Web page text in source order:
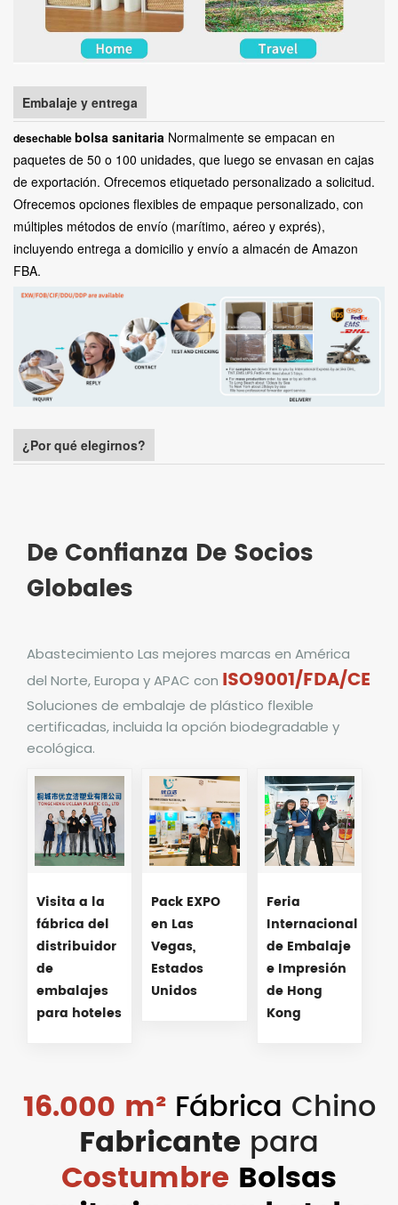
Embalaje y entrega
desechablebolsa sanitaria Normalmente se empacan en
paquetes de 50 o 100 unidades, que luego se envasan en cajas
de exportación. Ofrecemos etiquetado personalizado a solicitud.
Ofrecemos opciones flexibles de empaque personalizado, con
múltiples métodos de envío (marítimo, aéreo y exprés),
incluyendo entrega a domicilio y envío a almacén de Amazon
FBA.
¿Por qué elegirnos?
De Confianza De Socios
Globales
Abastecimiento Las mejores marcas en América
del Norte, Europa y APAC con ISO9001/FDA/CE
Soluciones de embalaje de plástico flexible
certificadas, incluida la opción biodegradable y
ecológica.
Visita a la
fábrica del
distribuidor
de
embalajes
para hoteles
Pack EXPO
en Las
Vegas,
Estados
Unidos
Feria
Internacional
de Embalaje
e Impresión
de Hong
Kong
16.000 m² Fábrica Chino
Fabricante para
Costumbre Bolsas